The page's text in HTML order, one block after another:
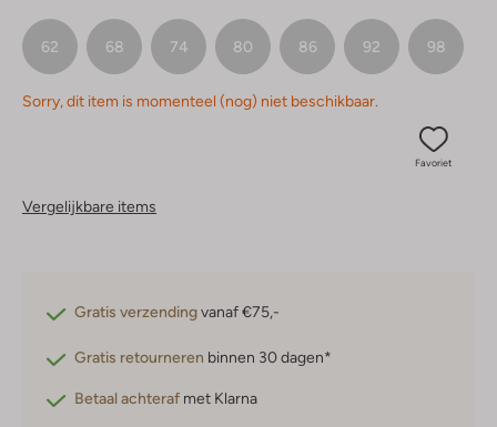
62 68 74 80 86 92 98
Sorry, dit item is momenteel (nog) niet beschikbaar.
Favoriet
Vergelijkbare items
Gratis verzendingvanaf €75,-
Gratis retourneren binnen 30 dagen*
Betaal achteraf met Klarna